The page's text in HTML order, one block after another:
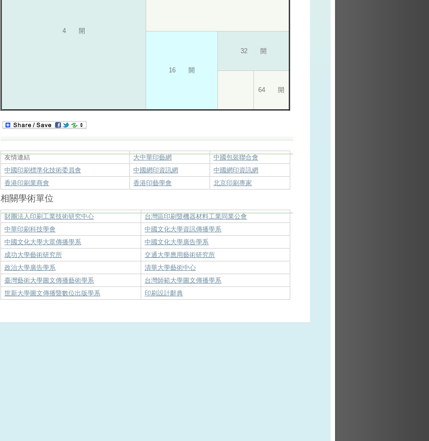
4 開
16 開
32 開
64 開
友情連結 大中華印藝網
中國包裝聯合會
中國印刷標準化技術委員會
中國網印資訊網
中國網印資訊網
香港印刷業商會
香港印藝學會 北京印刷專家
相關學術單位
財團法人印刷工業技術研究中心
台灣區印刷暨機器材料工業同業公會
中華印刷科技學會
中國文化大學資訊傳播學系
中國文化大學大眾傳播學系
中國文化大學廣告學系
成功大學藝術研究所
交通大學應用藝術研究所
政治大學廣告學系
清華大學藝術中心
臺灣藝術大學圖文傳播藝術學系
台灣師範大學圖文傳播學系
世新大學圖文傳播暨數位出版學系
印刷設計辭典